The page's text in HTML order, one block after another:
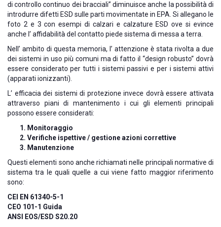
di controllo continuo dei bracciali” diminuisce anche la possibilità di
introdurre difetti ESD sulle parti movimentate in EPA. Si allegano le
foto 2 e 3 con esempi di calzari e calzature ESD ove si evince
anche l’ affidabilità del contatto piede sistema di messa a terra.
Nell’ ambito di questa memoria, l’ attenzione è stata rivolta a due
dei sistemi in uso più comuni ma di fatto il “design robusto” dovrà
essere considerato per tutti i sistemi passivi e per i sistemi attivi
(apparati ionizzanti).
L’ efficacia dei sistemi di protezione invece dovrà essere attivata
attraverso piani di mantenimento i cui gli elementi principali
possono essere considerati:
Monitoraggio
Verifiche ispettive / gestione azioni correttive
Manutenzione
Questi elementi sono anche richiamati nelle principali normative di
sistema tra le quali quelle a cui viene fatto maggior riferimento
sono:
CEI EN 61340-5-1
CEO 101-1 Guida
ANSI EOS/ESD S20.20